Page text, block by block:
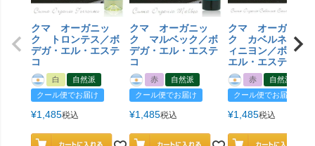
クマ オーガニッ
ク トロンテス／ボ
デガ・エル・エステ
コ
白
自然派
クール便でお届け
¥1,485税込
クマ オーガニッ
ク マルベック／ボ
デガ・エル・エステ
コ
赤
自然派
クール便でお届け
¥1,485税込
クマ オーガニッ
ク カベルネソー
ィニヨン／ボデガ
エル・エステコ
赤
自然派
クール便でお届け
¥1,485税込